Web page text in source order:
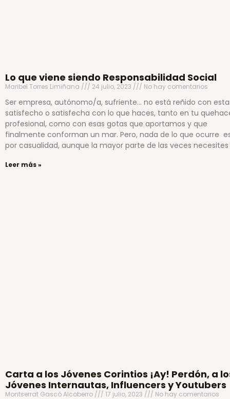
Lo que viene siendo Responsabilidad Social
Maribel Torres Limiñana 24 julio, 2023 No hay comentarios
Ser empresa, autónomo/a, sufriente… no está reñido con
satisfecho o satisfecha con lo que haces, tanto en tu
profesional, como con esas gotas que aportamos y que
finalmente conforman un mar. Pero, nada de lo que ocurre
por casualidad, aunque la mayor parte de las veces necesites
Leer más »
Carta a los Jóvenes Corintios ¡Ay! Perdón, a
Jóvenes Internautas, Influencers y Youtubers
Montserrat Gascó Alcoberro 17 julio, 2023 No hay comentarios